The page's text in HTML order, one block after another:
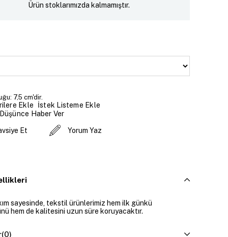
Ürün stoklarımızda kalmamıştır.
7,5 cm'dir.
Ekle
İstek Listeme Ekle
Haber Ver
Et Yorum Yaz
sayesinde, tekstil ürünlerimiz hem ilk günkü
hem de kalitesini uzun süre koruyacaktır.
(0)